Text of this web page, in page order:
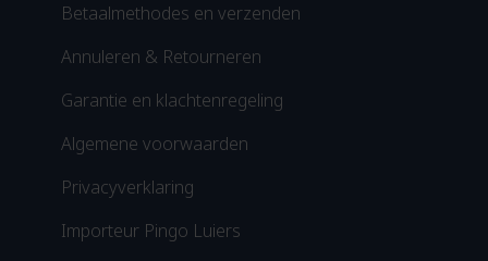
Betaalmethodes en verzenden
Annuleren & Retourneren
Garantie en klachtenregeling
Algemene voorwaarden
Privacyverklaring
Importeur Pingo Luiers